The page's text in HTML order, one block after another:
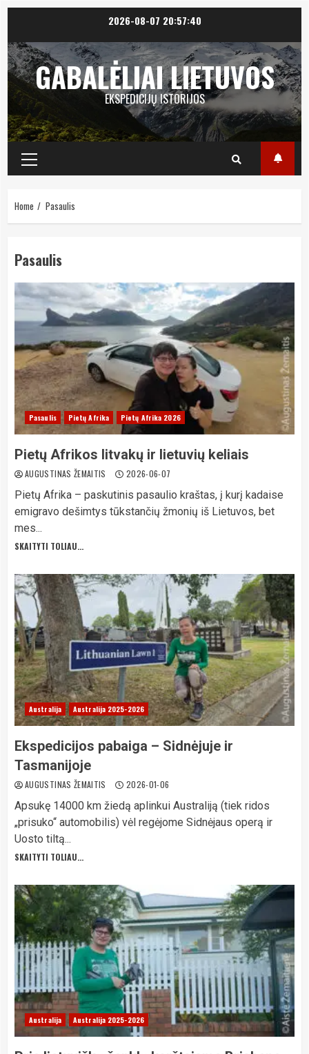
content
2026-08-07 20:57:41
GABALĖLIAI LIETUVOS
EKSPEDICIJŲ ISTORIJOS
Primary
Menu
Home Pasaulis
Pasaulis
Pasaulis Pietų Afrika Pietų Afrika 2026
Pietų Afrikos litvakų ir lietuvių keliais
AUGUSTINAS ŽEMAITIS 2026-06-07
Pietų Afrika – paskutinis pasaulio kraštas, į kurį kadaise
emigravo dešimtys tūkstančių žmonių iš Lietuvos, bet
mes...
SKAITYTI TOLIAU...
Australija Australija 2025-2026
Ekspedicijos pabaiga – Sidnėjuje ir
Tasmanijoje
AUGUSTINAS ŽEMAITIS 2026-01-06
Apsukę 14000 km žiedą aplinkui Australiją (tiek ridos
„prisuko“ automobilis) vėl regėjome Sidnėjaus operą ir
Uosto tiltą...
SKAITYTI TOLIAU...
Australija Australija 2025-2026